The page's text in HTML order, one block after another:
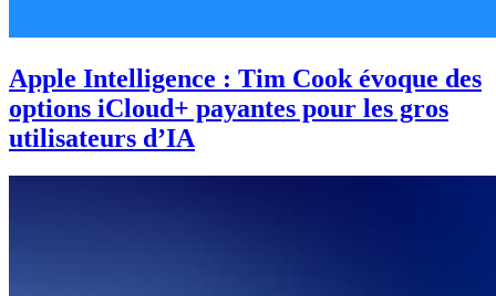
Apple Intelligence : Tim Cook évoque des
options iCloud+ payantes pour les gros
utilisateurs d’IA